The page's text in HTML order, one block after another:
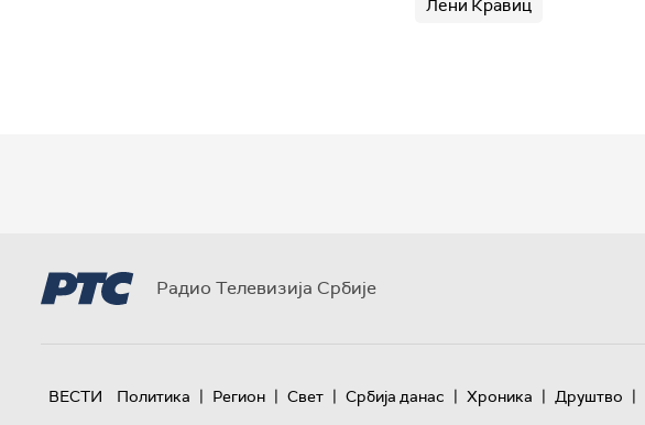
Лени Кравиц
Радио Телевизија Србије
ВЕСТИ Политика | Регион | Свет | Србија данас | Хроника | Друштво |